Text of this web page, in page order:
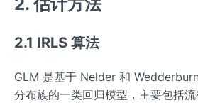
2. 估计方法
2.1 IRLS 算法
GLM 是基于 Nelder 和
分布族的一类回归模型，主要包括